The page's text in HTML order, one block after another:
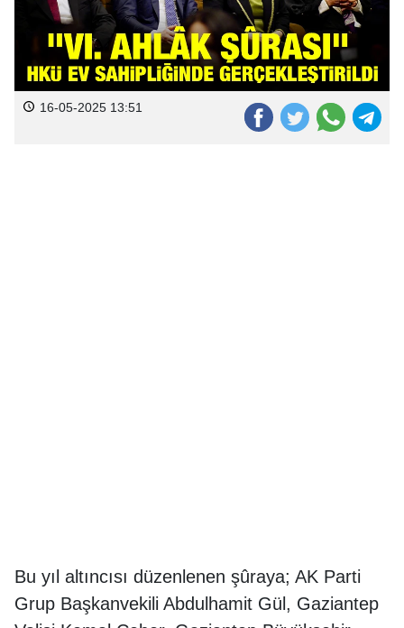
16-05-2025 13:51
Bu yıl altıncısı düzenlenen şûraya; AK Parti
Grup Başkanvekili Abdulhamit Gül, Gaziantep